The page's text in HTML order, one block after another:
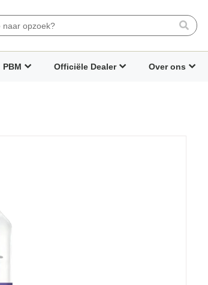
Search
PBM Officiële Dealer Over ons